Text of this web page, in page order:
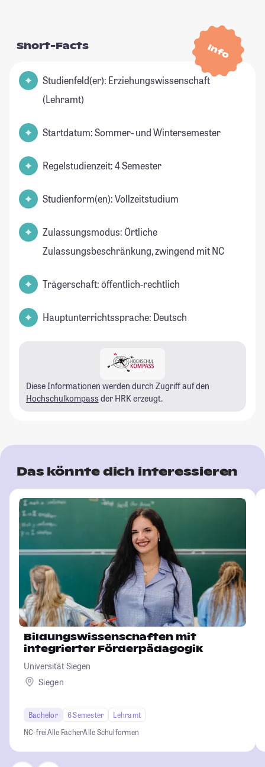
Info
Short-Facts
Studienfeld(er): Erziehungswissenschaft
(Lehramt)
Startdatum: Sommer- und Wintersemester
Regelstudienzeit: 4 Semester
Studienform(en): Vollzeitstudium
Zulassungsmodus: Örtliche
Zulassungsbeschränkung, zwingend mit NC
Trägerschaft: öffentlich-rechtlich
Hauptunterrichtssprache: Deutsch
Diese Informationen werden durch Zugriff auf den
Hochschulkompass der HRK erzeugt.
Das könnte dich interessieren
Bildungswissenschaften mit
integrierter Förderpädagogik
Universität Siegen
Siegen
Bachelor 6 Semester
Lehramt
NC-freiAlle FächerAlle Schulformen